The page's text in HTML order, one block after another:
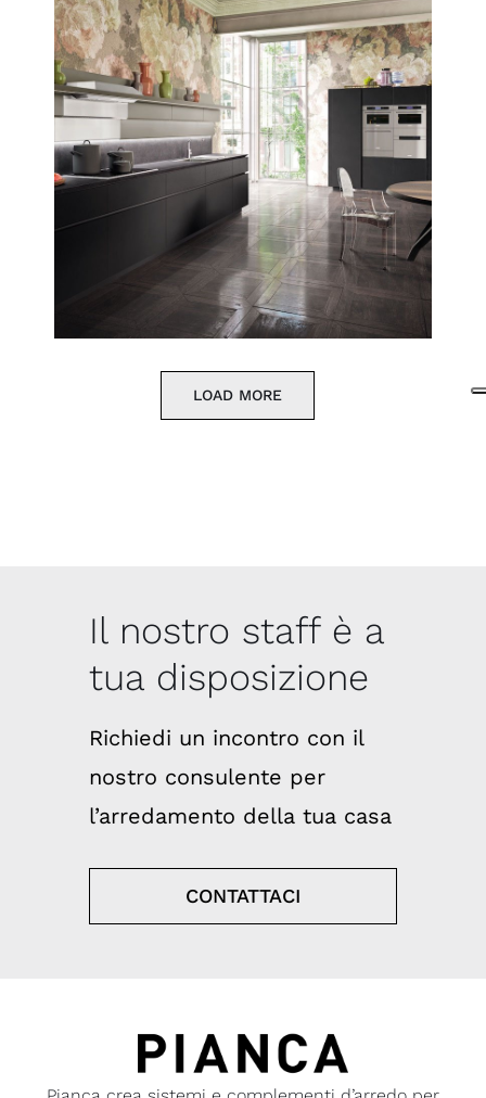
LOAD MORE
Il nostro staff è a
tua disposizione
Richiedi un incontro con il
nostro consulente per
l’arredamento della tua casa
CONTATTACI